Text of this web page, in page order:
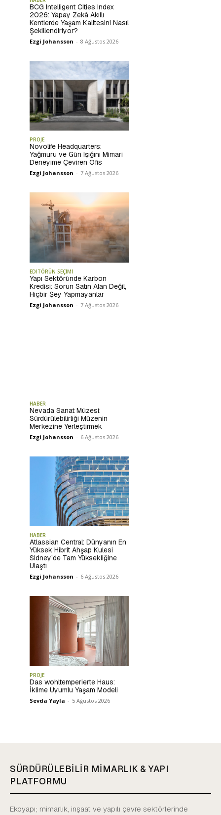
BCG Intelligent Cities Index
2026: Yapay Zekâ Akıllı
Kentlerde Yaşam Kalitesini Nasıl
Şekillendiriyor?
Ezgi Johansson - 8 Ağustos 2026
PROJE
Novolife Headquarters:
Yağmuru ve Gün Işığını Mimari
Deneyime Çeviren Ofis
Ezgi Johansson - 7 Ağustos 2026
EDİTÖRÜN SEÇİMİ
Yapı Sektöründe Karbon
Kredisi: Sorun Satın Alan Değil,
Hiçbir Şey Yapmayanlar
Ezgi Johansson - 7 Ağustos 2026
HABER
Nevada Sanat Müzesi:
Sürdürülebilirliği Müzenin
Merkezine Yerleştirmek
Ezgi Johansson - 6 Ağustos 2026
HABER
Atlassian Central: Dünyanın En
Yüksek Hibrit Ahşap Kulesi
Sidney’de Tam Yüksekliğine
Ulaştı
Ezgi Johansson - 6 Ağustos 2026
PROJE
Das wohltemperierte Haus:
İklime Uyumlu Yaşam Modeli
Sevda Yayla - 5 Ağustos 2026
SÜRDÜRÜLEBİLİR MİMARLIK & YAPI
PLATFORMU
Ekoyapı; mimarlık, inşaat ve yapılı çevre sektörlerinde